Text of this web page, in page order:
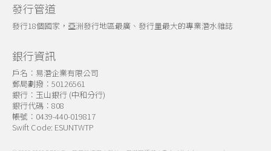
發行管道
發行18個國家，亞洲發行地區最廣、發行量最大的專業潛水雜誌
銀行資訊
戶名：易潛企業有限公司
郵局劃撥：50126561
銀行：玉山銀行 (中和分行)
銀行代碼：808
帳號：0439-440-019817
Swift Code: ESUNTWTP